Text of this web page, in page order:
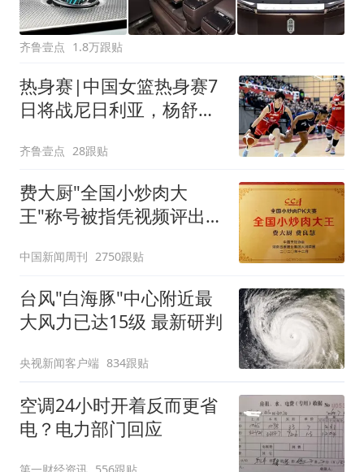
齐鲁壹点 1.8万跟贴
热身赛|中国女篮热身赛7
日将战尼日利亚，杨舒予
齐鲁壹点 28跟贴
费大厨"全国小炒肉大
王"称号被指凭视频评出
中国新闻周刊 2750跟贴
台风"白海豚"中心附近最
大风力已达15级 最新研判
央视新闻客户端 834跟贴
空调24小时开着反而更省
电？电力部门回应